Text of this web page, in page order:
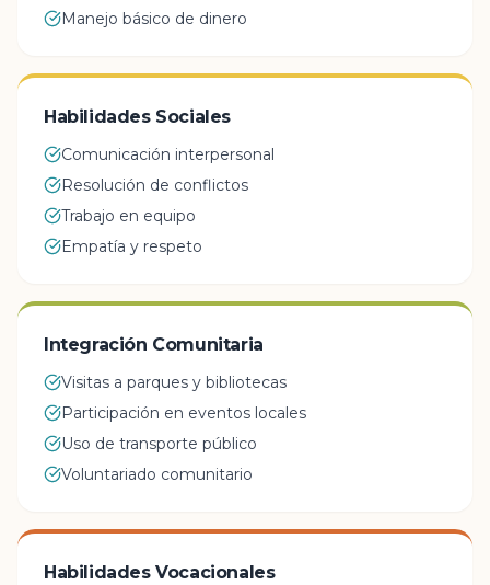
Manejo básico de dinero
Habilidades Sociales
Comunicación interpersonal
Resolución de conflictos
Trabajo en equipo
Empatía y respeto
Integración Comunitaria
Visitas a parques y bibliotecas
Participación en eventos locales
Uso de transporte público
Voluntariado comunitario
Habilidades Vocacionales